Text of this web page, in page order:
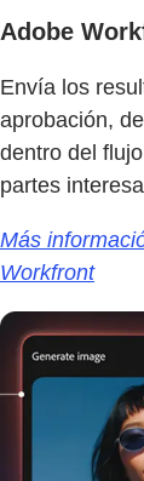
Adobe
Envía los
aprobación,
dentro del
partes
Más
Workfront